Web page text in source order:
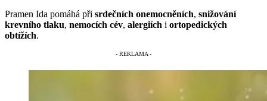
Pramen Ida pomáhá při srdečních onemocněních, snižování
krevního tlaku, nemocích cév, alergiích i ortopedických
obtížích.